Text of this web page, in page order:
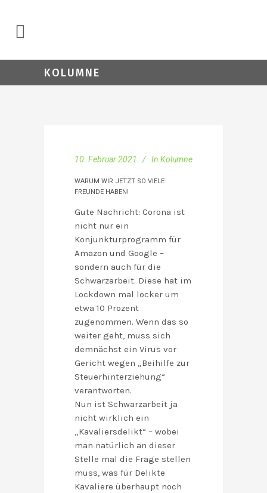
KOLUMNE
10. Februar 2021 In Kolumne
WARUM WIR JETZT SO VIELE
FREUNDE HABEN!
Gute Nachricht: Corona ist
nicht nur ein
Konjunkturprogramm für
Amazon und Google –
sondern auch für die
Schwarzarbeit. Diese hat im
Lockdown mal locker um
etwa 10 Prozent
zugenommen. Wenn das so
weiter geht, muss sich
demnächst ein Virus vor
Gericht wegen „Beihilfe zur
Steuerhinterziehung“
verantworten.
Nun ist Schwarzarbeit ja
nicht wirklich ein
„Kavaliersdelikt“ – wobei
man natürlich an dieser
Stelle mal die Frage stellen
muss, was für Delikte
Kavaliere überhaupt noch